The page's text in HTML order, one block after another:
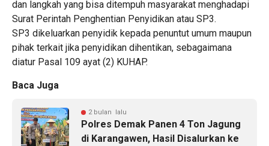
dan langkah yang bisa ditempuh masyarakat menghadapi
Surat Perintah Penghentian Penyidikan atau SP3.
SP3 dikeluarkan penyidik kepada penuntut umum maupun
pihak terkait jika penyidikan dihentikan, sebagaimana
diatur Pasal 109 ayat (2) KUHAP.
Baca Juga
2 bulan lalu
Polres Demak Panen 4 Ton Jagung
di Karangawen, Hasil Disalurkan ke